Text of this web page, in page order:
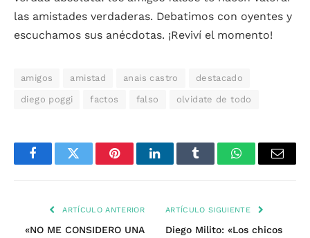
las amistades verdaderas. Debatimos con oyentes y
escuchamos sus anécdotas. ¡Reviví el momento!
amigos amistad anais castro destacado
diego poggi factos falso olvidate de todo
FacebookTwitter PinterestLinkedInTumblr WhatsAppEmail
ARTÍCULO ANTERIOR
«NO ME CONSIDERO UNA
ARTÍCULO SIGUIENTE
Diego Milito: «Los chicos